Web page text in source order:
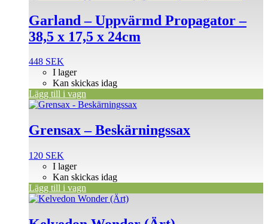
Garland – Uppvärmd Propagator –
38,5 x 17,5 x 24cm
448 SEK
I lager
Kan skickas idag
Lägg till i vagn
Grensax – Beskärningssax
120 SEK
I lager
Kan skickas idag
Lägg till i vagn